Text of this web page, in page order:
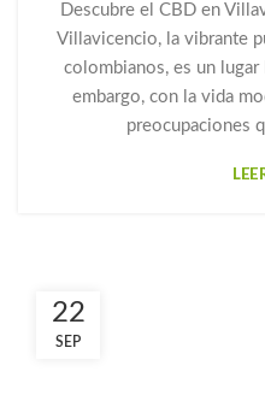
Descubre el CBD en
Villavicencio, la vibrante
colombianos, es un
embargo, con la vida
preocupaciones
22
SEP